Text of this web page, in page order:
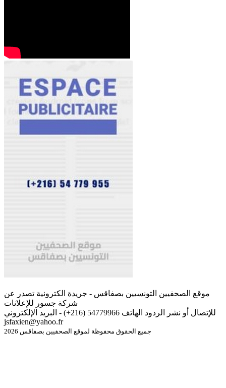
موقع الصحفيين التونسيين بصفاقس - جريدة الكترونية تصدر عن
شركة جسور للإعلانات
للإتصال أو نشر الردود الهاتف 54779966 (216+) - البريد الإلكتروني
jsfaxien@yahoo.fr
جميع الحقوق محفوظة لموقع الصحفيين بصفاقس 2026